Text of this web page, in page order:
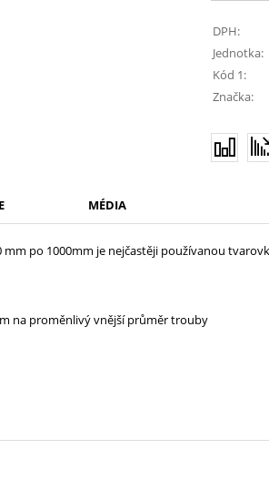
DPH:
Jednotka:
Kód 1:
Značka:
MÉDIA
po 1000mm je nejčastěji používanou
na proměnlivý vnější průměr trouby